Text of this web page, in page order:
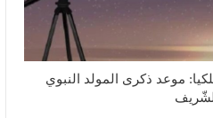
موعد ذكرى المولد النبوي